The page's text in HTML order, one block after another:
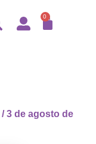
0
/3 de agosto de